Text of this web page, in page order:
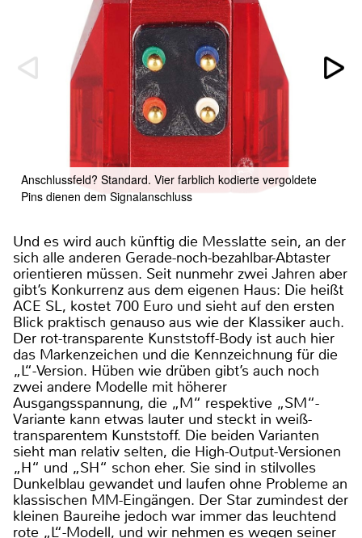
Anschlussfeld? Standard. Vier farblich kodierte vergoldete
Pins dienen dem Signalanschluss
Und es wird auch künftig die Messlatte sein, an der
sich alle anderen Gerade-noch-bezahlbar-Abtaster
orientieren müssen. Seit nunmehr zwei Jahren aber
gibt’s Konkurrenz aus dem eigenen Haus: Die heißt
ACE SL, kostet 700 Euro und sieht auf den ersten
Blick praktisch genauso aus wie der Klassiker auch.
Der rot-transparente Kunststoff-Body ist auch hier
das Markenzeichen und die Kennzeichnung für die
„L“-Version. Hüben wie drüben gibt’s auch noch
zwei andere Modelle mit höherer
Ausgangsspannung, die „M“ respektive „SM“-
Variante kann etwas lauter und steckt in weiß-
transparentem Kunststoff. Die beiden Varianten
sieht man relativ selten, die High-Output-Versionen
„H“ und „SH“ schon eher. Sie sind in stilvolles
Dunkelblau gewandet und laufen ohne Probleme an
klassischen MM-Eingängen. Der Star zumindest der
kleinen Baureihe jedoch war immer das leuchtend
rote „L“-Modell, und wir nehmen es wegen seiner